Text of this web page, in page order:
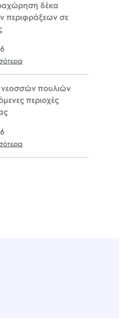
δέκα
περιφράξεων σε
νεοσσών πουλιών
περιοχές